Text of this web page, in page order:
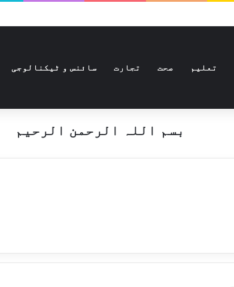
تعلیم صحت تجارت سائنس و ٹیکنالوجی
بسم اللہ الرحمن الرحیم